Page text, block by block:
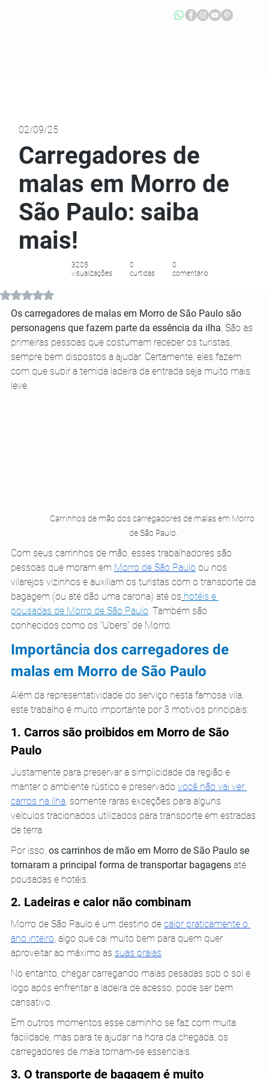
Avaliado com NaN de 5 estrelas.
Os carregadores de malas em Morro de São Paulo são
personagens que fazem parte da essência da ilha. São as
primeiras pessoas que costumam receber os turistas,
sempre bem dispostos a ajudar. Certamente, eles fazem
com que subir a temida ladeira da entrada seja muito mais
leve.
Carrinhos de mão dos carregadores de malas em Morro
de São Paulo.
Com seus carrinhos de mão, esses trabalhadores são
pessoas que moram em Morro de São Paulo ou nos
vilarejos vizinhos e auxiliam os turistas com o transporte da
bagagem (ou até dão uma carona) até os hotéis e
pousadas de Morro de São Paulo. Também são
conhecidos como os “Ubers” de Morro.
Importância dos carregadores de
malas em Morro de São Paulo
Além da representatividade do serviço nesta famosa vila,
este trabalho é muito importante por 3 motivos principais:
1. Carros são proibidos em Morro de São
Paulo
Justamente para preservar a simplicidade da região e
manter o ambiente rústico e preservado você não vai ver
carros na ilha, somente raras exceções para alguns
veículos tracionados utilizados para transporte em estradas
de terra.
Por isso, os carrinhos de mão em Morro de São Paulo se
tornaram a principal forma de transportar bagagens até
pousadas e hotéis.
2. Ladeiras e calor não combinam
Morro de São Paulo é um destino de calor praticamente o
ano inteiro, algo que cai muito bem para quem quer
aproveitar ao máximo as suas praias.
No entanto, chegar carregando malas pesadas sob o sol e
logo após enfrentar a ladeira de acesso, pode ser bem
cansativo.
Em outros momentos esse caminho se faz com muita
facilidade, mas para te ajudar na hora da chegada, os
carregadores de mala tornam-se essenciais.
3. O transporte de bagagem é muito
3205
visualizações
0
curtidas
0
comentário
Carregadores de
malas em Morro de
São Paulo: saiba
mais!
02/09/25